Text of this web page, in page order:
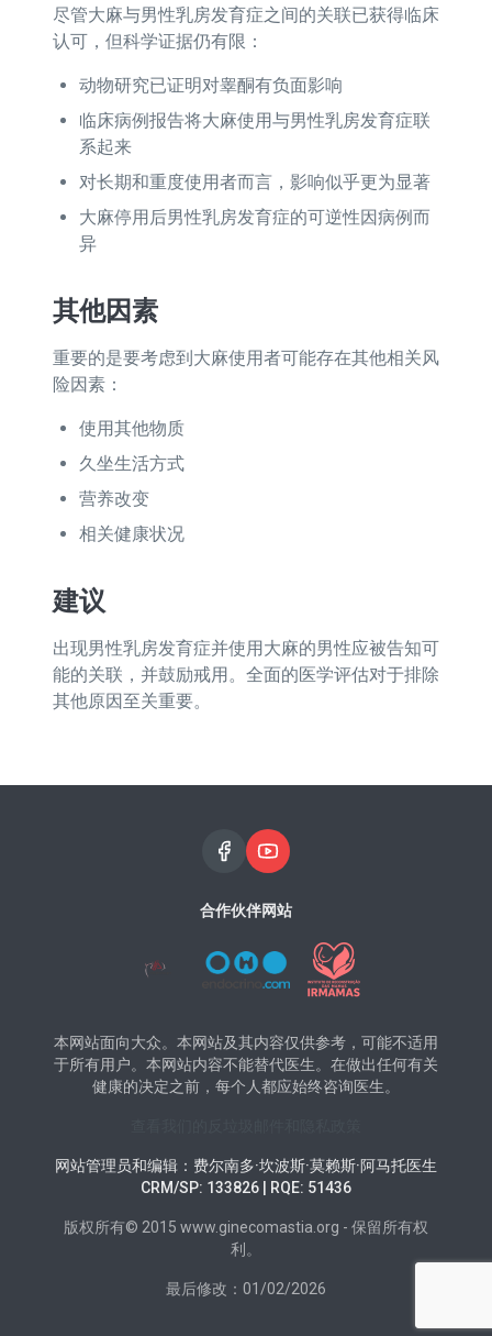
尽管大麻与男性乳房发育症之间的关联已获得临床
认可，但科学证据仍有限：
动物研究已证明对睾酮有负面影响
临床病例报告将大麻使用与男性乳房发育症联
系起来
对长期和重度使用者而言，影响似乎更为显著
大麻停用后男性乳房发育症的可逆性因病例而
异
其他因素
重要的是要考虑到大麻使用者可能存在其他相关风
险因素：
使用其他物质
久坐生活方式
营养改变
相关健康状况
建议
出现男性乳房发育症并使用大麻的男性应被告知可
能的关联，并鼓励戒用。全面的医学评估对于排除
其他原因至关重要。
合作伙伴网站
本网站面向大众。本网站及其内容仅供参考，可能不适用
于所有用户。本网站内容不能替代医生。在做出任何有关
健康的决定之前，每个人都应始终咨询医生。
网站管理员和编辑：费尔南多·坎波斯·莫赖斯·阿马托医生
CRM/SP: 133826 | RQE: 51436
版权所有© 2015 www.ginecomastia.org - 保留所有权
利。
最后修改：01/02/2026